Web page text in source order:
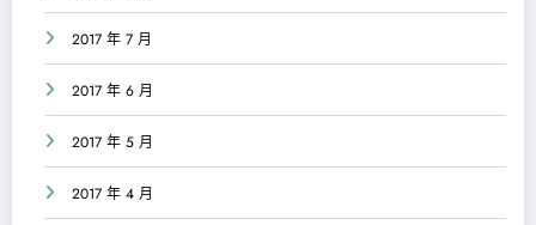
2017 年 7 月
2017 年 6 月
2017 年 5 月
2017 年 4 月